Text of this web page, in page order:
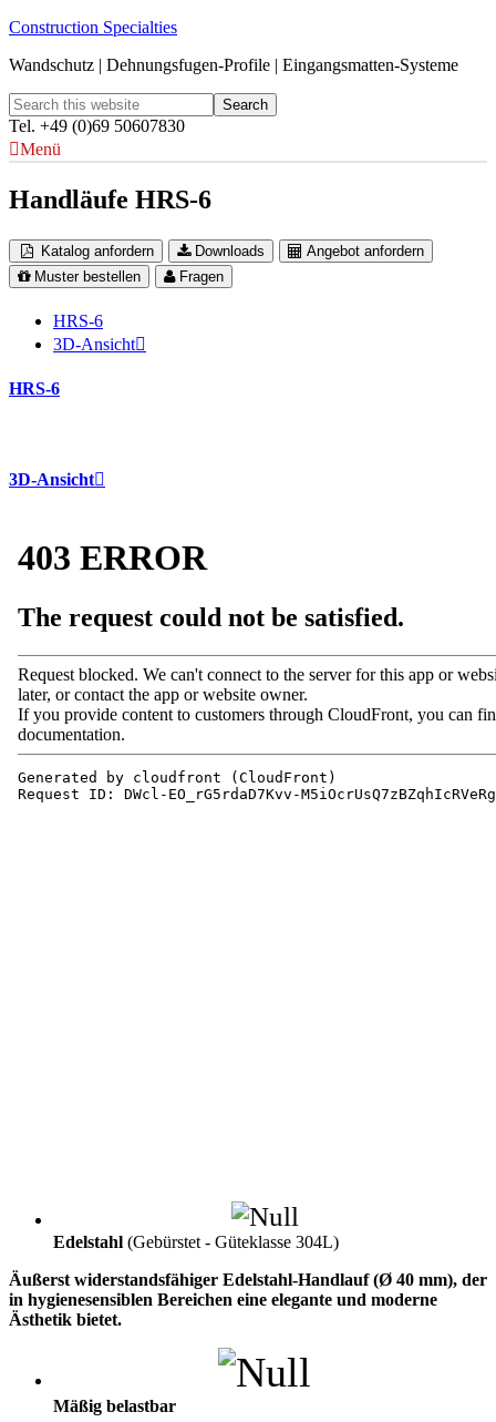
Construction Specialties
Wandschutz | Dehnungsfugen-Profile | Eingangsmatten-Systeme
Tel. +49 (0)69 50607830
Menü
Handläufe HRS-6
Katalog anfordern Downloads
Angebot anfordern
Muster bestellen
Fragen
HRS-6
3D-Ansicht
HRS-6
3D-Ansicht
Edelstahl (Gebürstet - Güteklasse 304L)
Äußerst widerstandsfähiger Edelstahl-Handlauf (Ø 40 mm), der
in hygienesensiblen Bereichen eine elegante und moderne
Ästhetik bietet.
Mäßig belastbar